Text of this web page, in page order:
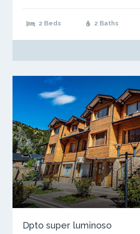
2 Beds 2 Baths
Dpto super luminoso